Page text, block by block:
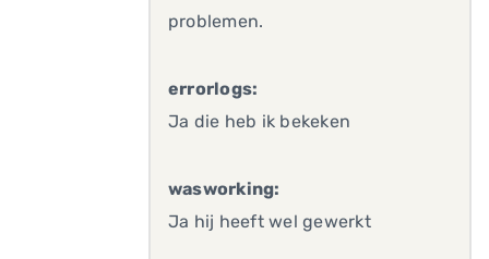
problemen.
errorlogs:
Ja die heb ik bekeken
wasworking:
Ja hij heeft wel gewerkt